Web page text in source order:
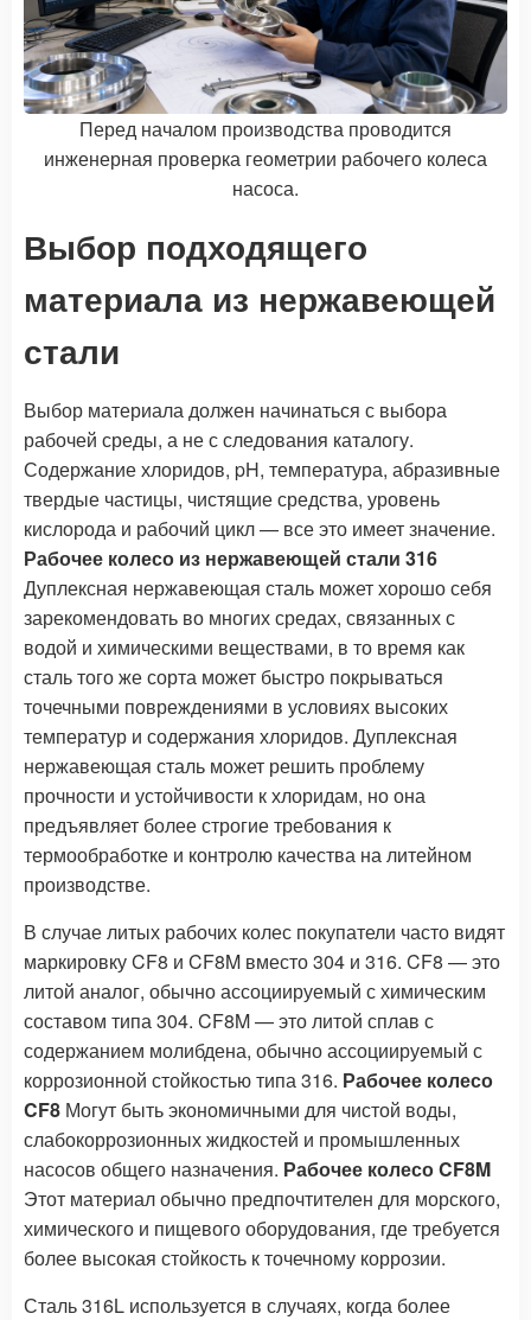
Перед началом производства проводится
инженерная проверка геометрии рабочего колеса
насоса.
Выбор подходящего
материала из нержавеющей
стали
Выбор материала должен начинаться с выбора
рабочей среды, а не с следования каталогу.
Содержание хлоридов, pH, температура, абразивные
твердые частицы, чистящие средства, уровень
кислорода и рабочий цикл — все это имеет значение.
Рабочее колесо из нержавеющей стали 316
Дуплексная нержавеющая сталь может хорошо себя
зарекомендовать во многих средах, связанных с
водой и химическими веществами, в то время как
сталь того же сорта может быстро покрываться
точечными повреждениями в условиях высоких
температур и содержания хлоридов. Дуплексная
нержавеющая сталь может решить проблему
прочности и устойчивости к хлоридам, но она
предъявляет более строгие требования к
термообработке и контролю качества на литейном
производстве.
В случае литых рабочих колес покупатели часто видят
маркировку CF8 и CF8M вместо 304 и 316. CF8 — это
литой аналог, обычно ассоциируемый с химическим
составом типа 304. CF8M — это литой сплав с
содержанием молибдена, обычно ассоциируемый с
коррозионной стойкостью типа 316. Рабочее колесо
CF8 Могут быть экономичными для чистой воды,
слабокоррозионных жидкостей и промышленных
насосов общего назначения. Рабочее колесо CF8M
Этот материал обычно предпочтителен для морского,
химического и пищевого оборудования, где требуется
более высокая стойкость к точечному коррозии.
Сталь 316L используется в случаях, когда более